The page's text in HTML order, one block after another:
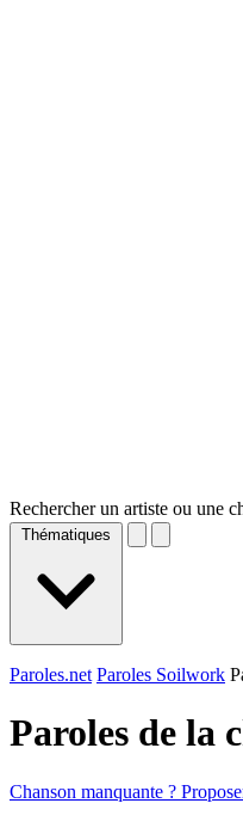
Rechercher un artiste ou une
Thématiques
Paroles.net Paroles Soilwork
Paroles de la
Chanson manquante ?